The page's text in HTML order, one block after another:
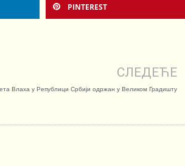
PINTEREST
СЛЕДЕЋЕ
Влаха у Републици Србији одржан у Великом Градишту